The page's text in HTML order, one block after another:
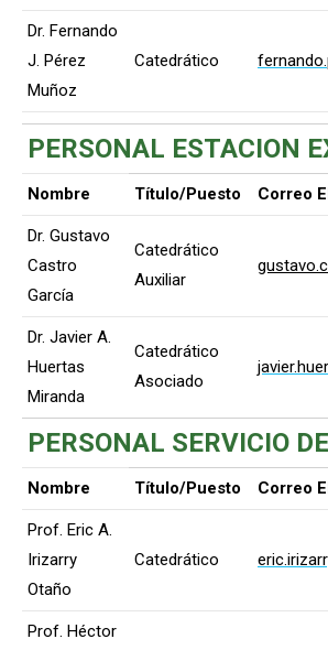
Dr. Fernando
J. Pérez
Muñoz
Catedrático
PERSONAL ESTACION
Nombre Título/Puesto Correo
Dr. Gustavo
Castro
García
Catedrático
Auxiliar
Dr. Javier A.
Huertas
Miranda
Catedrático
Asociado
PERSONAL SERVICIO
Nombre Título/Puesto Correo
Prof. Eric A.
Irizarry
Otaño
Catedrático
Prof. Héctor